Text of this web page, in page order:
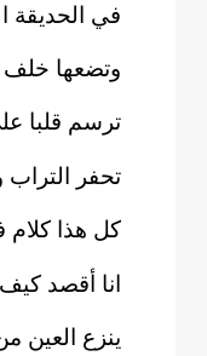
في
وتضعها خلف
ترسم قلبا
تحفر
كل هذا كلام
انا أقصد
ينزع العين